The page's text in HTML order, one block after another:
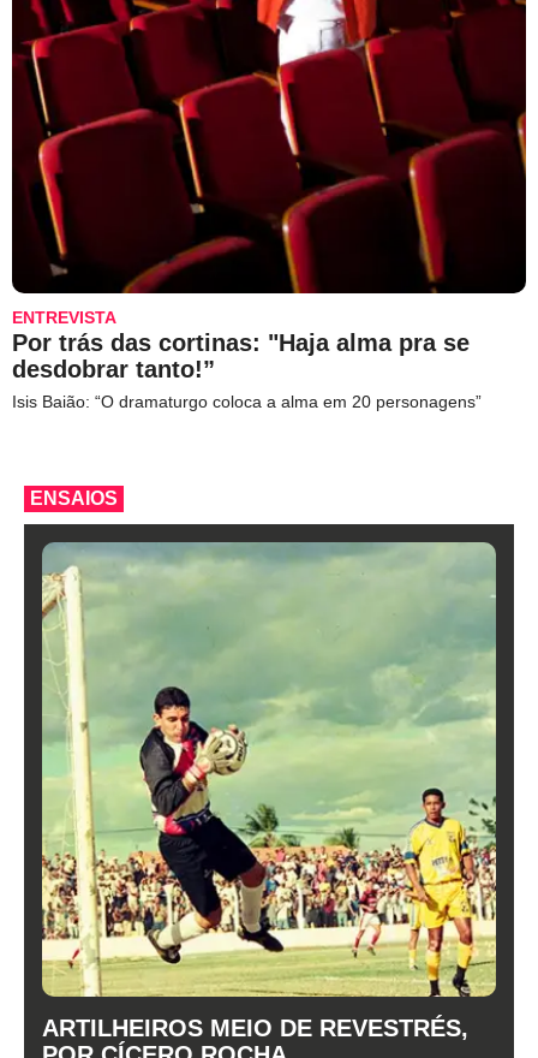
ENTREVISTA
Por trás das cortinas: "Haja alma pra se
desdobrar tanto!”
Isis Baião: “O dramaturgo coloca a alma em 20 personagens”
ENSAIOS
ARTILHEIROS MEIO DE REVESTRÉS,